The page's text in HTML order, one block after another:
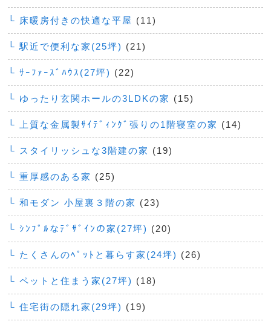
└ 床暖房付きの快適な平屋 (11)
└ 駅近で便利な家(25坪) (21)
└ ｻｰﾌｧｰｽﾞﾊｳｽ(27坪) (22)
└ ゆったり玄関ホールの3LDKの家 (15)
└ 上質な金属製ｻｲﾃﾞｨﾝｸﾞ張りの1階寝室の家 (14)
└ スタイリッシュな3階建の家 (19)
└ 重厚感のある家 (25)
└ 和モダン 小屋裏３階の家 (23)
└ ｼﾝﾌﾟﾙなﾃﾞｻﾞｲﾝの家(27坪) (20)
└ たくさんのﾍﾟｯﾄと暮らす家(24坪) (26)
└ ペットと住まう家(27坪) (18)
└ 住宅街の隠れ家(29坪) (19)